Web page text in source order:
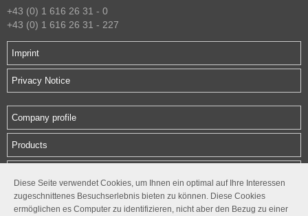
Diese Seite verwendet Cookies, um Ihnen ein optimal auf Ihre Interessen
zugeschnittenes Besuchserlebnis bieten zu können. Diese Cookies
ermöglichen es Computer zu identifizieren, nicht aber den Bezug zu einer
+43 (0) 1 616 26 31 - 0
+43 (0) 1 616 26 31 - 227
Imprint
Privacy Notice
Company profile
Products
Contact